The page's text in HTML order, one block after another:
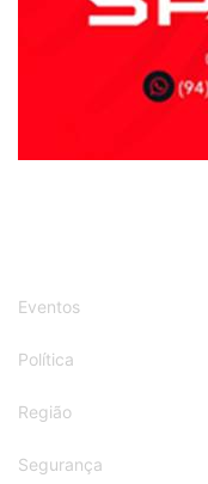
Eventos
Política
Região
Segurança